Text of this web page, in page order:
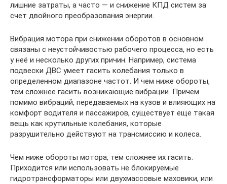
лишние затраты, а часто — и снижение КПД систем за
счет двойного преобразования энергии.
Вибрация мотора при снижении оборотов в основном
связаны с неустойчивостью рабочего процесса, но есть
у неё и несколько других причин. Например, система
подвески ДВС умеет гасить колебания только в
определенном диапазоне частот. И чем ниже обороты,
тем сложнее гасить возникающие вибрации. Причём
помимо вибраций, передаваемых на кузов и влияющих на
комфорт водителя и пассажиров, существует еще такая
вещь как крутильные колебания, которые
разрушительно действуют на трансмиссию и колеса.
Чем ниже обороты мотора, тем сложнее их гасить.
Приходится или использовать не блокируемые
гидротрансформаторы или двухмассовые маховики, или